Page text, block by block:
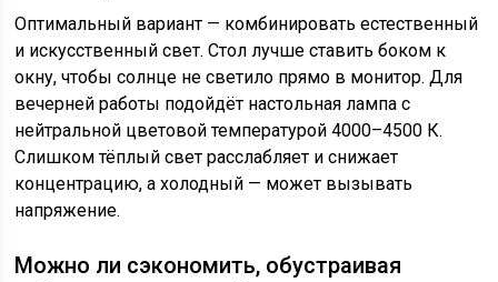
Оптимальный вариант — комбинировать естественный
и искусственный свет. Стол лучше ставить боком к
окну, чтобы солнце не светило прямо в монитор. Для
вечерней работы подойдёт настольная лампа с
нейтральной цветовой температурой 4000–4500 К.
Слишком тёплый свет расслабляет и снижает
концентрацию, а холодный — может вызывать
напряжение.
Можно ли сэкономить, обустраивая